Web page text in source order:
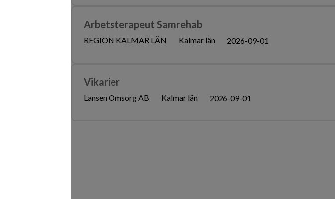
Arbetsterapeut Samrehab
REGION KALMAR LÄN Kalmar län 2026-09-01
Vikarier
Lansen Omsorg AB Kalmar län 2026-09-01